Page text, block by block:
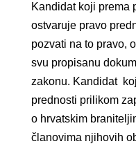
Kandidat koji prema
ostvaruje pravo
pozvati na to pravo,
svu propisanu
zakonu. Kandidat
prednosti prilikom
o hrvatskim
članovima njihovih